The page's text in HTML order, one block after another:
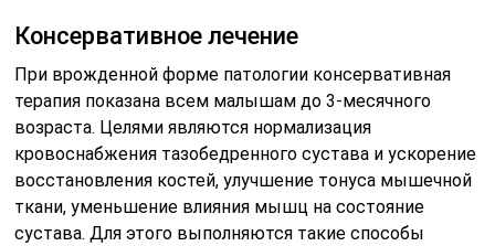
Консервативное лечение
При врожденной форме патологии консервативная
терапия показана всем малышам до 3-месячного
возраста. Целями являются нормализация
кровоснабжения тазобедренного сустава и ускорение
восстановления костей, улучшение тонуса мышечной
ткани, уменьшение влияния мышц на состояние
сустава. Для этого выполняются такие способы